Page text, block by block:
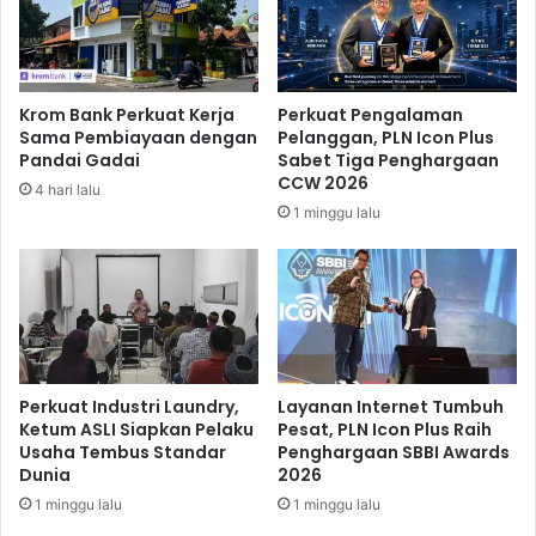
a
B
R
I
L
i
a
N
u
r
e
L
e
a
d
e
r
M
u
l
a
A
a
M
y
a
r
a
k
a
t
P
Krom Bank Perkuat Kerja
Sama Pembiayaan dengan
Pandai Gadai
4 hari lalu
Perkuat Pengalaman
Pelanggan, PLN Icon Plus
Sabet Tiga Penghargaan
CCW 2026
1 minggu lalu
Perkuat Industri Laundry,
Ketum ASLI Siapkan Pelaku
Usaha Tembus Standar
Dunia
1 minggu lalu
Layanan Internet Tumbuh
Pesat, PLN Icon Plus Raih
Penghargaan SBBI Awards
2026
1 minggu lalu